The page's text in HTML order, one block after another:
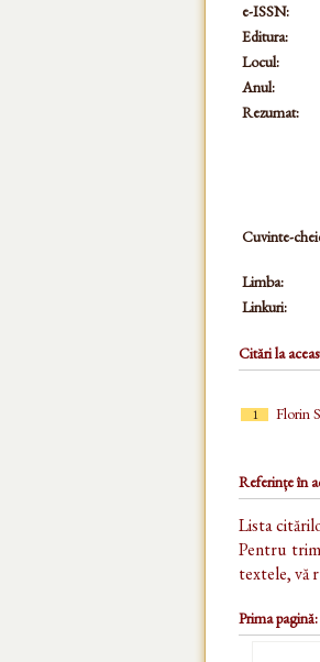
e-ISSN:
Editura:
Locul:
Anul:
Rezumat:
Cuvinte-
Limba:
Linkuri:
Citări la
1 Florin
Referințe în
Lista
Pentru
textele, vă
Prima pagină: